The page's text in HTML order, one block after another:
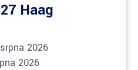
Haag
2026
2026